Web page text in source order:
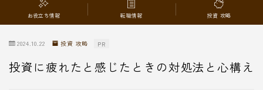
お役立ち情報 転職情報 投資 攻略
2024.10.22 投資 攻略 PR
投資に疲れたと感じたときの対処法と心構え